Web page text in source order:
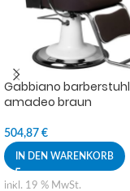
Gabbiano barberstuhl
amadeo braun
504,87 €
IN DEN WARENKORB
inkl. 19 % MwSt.